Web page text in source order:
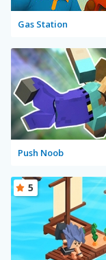
Gas Station
Push Noob
5